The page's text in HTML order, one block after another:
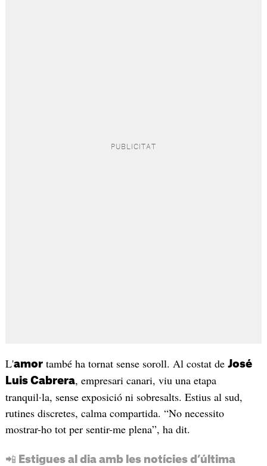
L'amortambé ha tornat sense soroll. Al costat de José
Luis Cabrera, empresari canari, viu una etapa
tranquil·la, sense exposició ni sobresalts. Estius al sud,
rutines discretes, calma compartida. “No necessito
mostrar-ho tot per sentir-me plena”, ha dit.
📲 Estigues al dia amb les notícies d’última